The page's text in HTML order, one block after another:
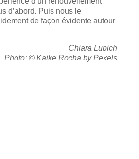
d’abord. Puis nous le
de façon évidente autour
Chiara Lubich
Photo: © Kaike Rocha by Pexels